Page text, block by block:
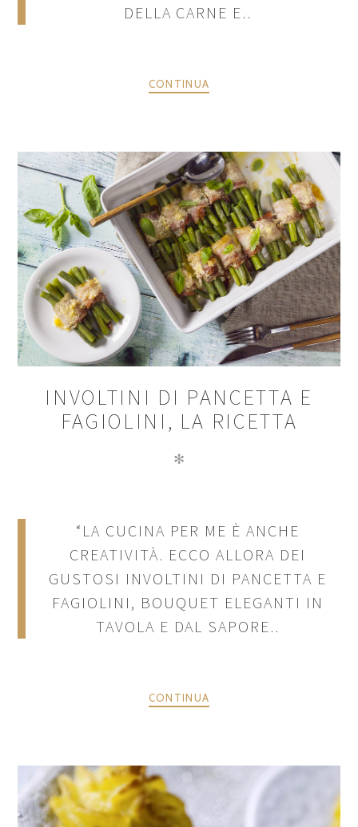
DELLA CARNE E..
CONTINUA
INVOLTINI DI PANCETTA E
FAGIOLINI, LA RICETTA
✻
“LA CUCINA PER ME È ANCHE
CREATIVITÀ. ECCO ALLORA DEI
GUSTOSI INVOLTINI DI PANCETTA E
FAGIOLINI, BOUQUET ELEGANTI IN
TAVOLA E DAL SAPORE..
CONTINUA